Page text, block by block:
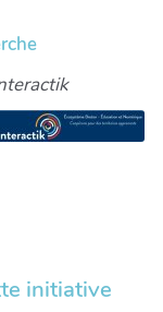
initiative